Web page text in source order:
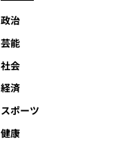
政治
芸能
社会
経済
スポーツ
健康